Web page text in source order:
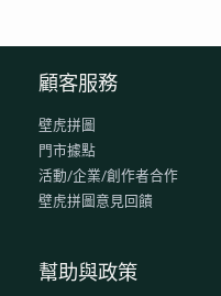
顧客服務
壁虎拼圖
門市據點
活動/企業/創作者合作
壁虎拼圖意見回饋
幫助與政策